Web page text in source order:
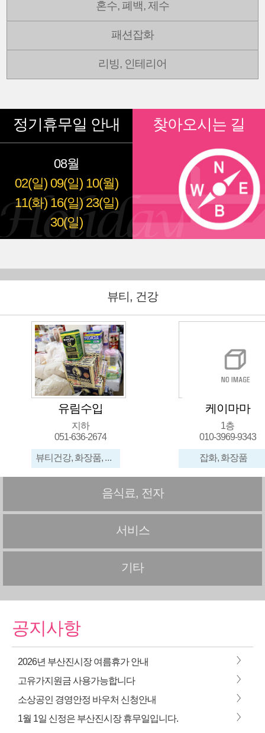
혼수, 폐백, 제수
패션잡화
리빙, 인테리어
정기휴무일 안내
08월
02(일) 09(일) 10(월)
11(화) 16(일) 23(일)
30(일)
찾아오시는 길
뷰티, 건강
유림수입
지하
051-636-2674
뷰티건강, 화장품, 신발, 가방, 메리야스, 수입잡화
케이마마
1층
010-3969-9343
잡화, 화장품
음식료, 전자
서비스
기타
공지사항
2026년 부산진시장 여름휴가 안내 >
고유가지원금 사용가능합니다 >
소상공인 경영안정 바우처 신청안내 >
1월 1일 신정은 부산진시장 휴무일입니다. >